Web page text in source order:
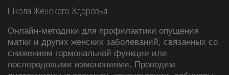
Школа Женского Здоровья
Онлайн-методики для профилактики опущения
матки и других женских заболеваний, связанных со
снижением гормональной функции или
послеродовыми изменениями. Проводим